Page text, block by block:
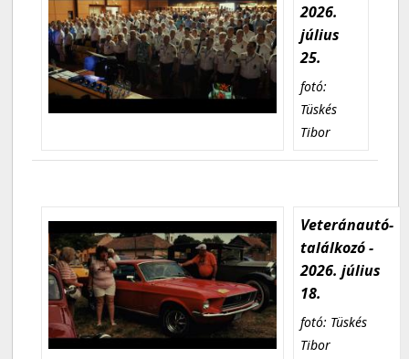
2026.
július
25.
fotó:
Tüskés
Tibor
Veteránautó-
találkozó -
2026. július
18.
fotó: Tüskés
Tibor